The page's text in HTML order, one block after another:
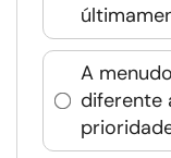
A
diferente